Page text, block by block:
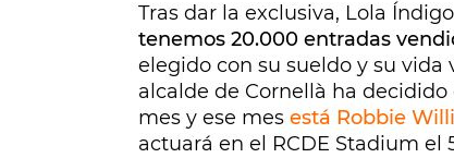
Tras dar la exclusiva, Lola
tenemos 20.000 entradas
elegido con su sueldo y su vida
alcalde de Cornellà ha
mes y ese mes está Robbie
actuará en el RCDE Stadium el